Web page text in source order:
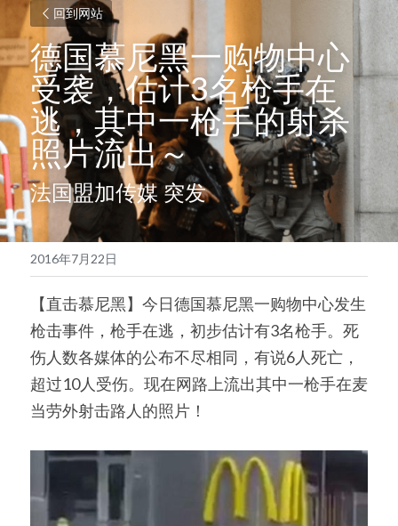
回到网站
德国慕尼黑一购物中心
受袭，估计3名枪手在
逃，其中一枪手的射杀
照片流出～
法国盟加传媒 突发
2016年7月22日
【直击慕尼黑】今日德国慕尼黑一购物中心发生
枪击事件，枪手在逃，初步估计有3名枪手。死
伤人数各媒体的公布不尽相同，有说6人死亡，
超过10人受伤。现在网路上流出其中一枪手在麦
当劳外射击路人的照片！